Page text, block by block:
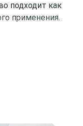
подходит как
применения.
устойчиво